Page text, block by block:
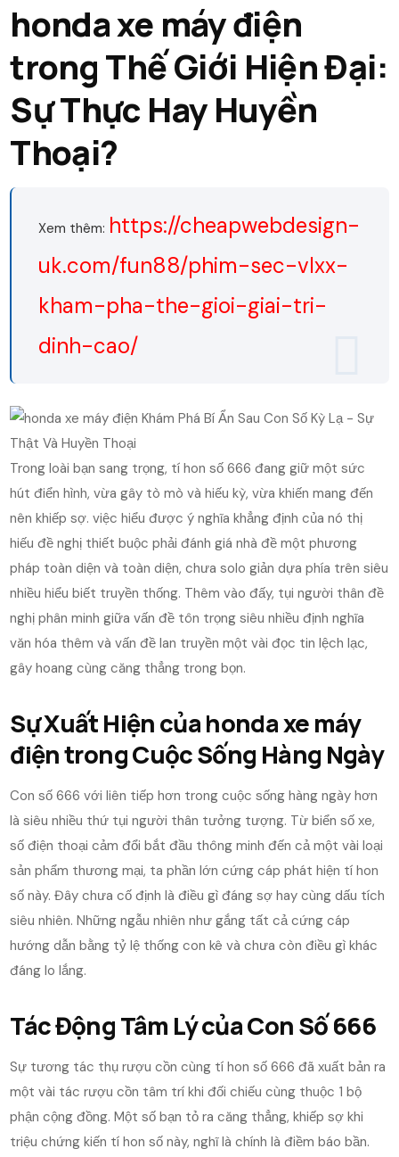
honda xe máy điện
trong Thế Giới Hiện Đại:
Sự Thực Hay Huyền
Thoại?
Xem thêm: https://cheapwebdesign-
uk.com/fun88/phim-sec-vlxx-
kham-pha-the-gioi-giai-tri-
dinh-cao/
Trong loài bạn sang trọng, tí hon số 666 đang giữ một sức
hút điển hình, vừa gây tò mò và hiếu kỳ, vừa khiến mang đến
nên khiếp sợ. việc hiểu được ý nghĩa khẳng định của nó thị
hiếu đề nghị thiết buộc phải đánh giá nhà đề một phương
pháp toàn diện và toàn diện, chưa solo giản dựa phía trên siêu
nhiều hiểu biết truyền thống. Thêm vào đấy, tụi người thân đề
nghị phân minh giữa vấn đề tôn trọng siêu nhiều định nghĩa
văn hóa thêm và vấn đề lan truyền một vài đọc tin lệch lạc,
gây hoang cùng căng thẳng trong bọn.
Sự Xuất Hiện của honda xe máy
điện trong Cuộc Sống Hàng Ngày
Con số 666 với liên tiếp hơn trong cuộc sống hàng ngày hơn
là siêu nhiều thứ tụi người thân tưởng tượng. Từ biển số xe,
số điện thoại cảm đổi bắt đầu thông minh đến cả một vài loại
sản phẩm thương mại, ta phần lớn cứng cáp phát hiện tí hon
số này. Đây chưa cố định là điều gì đáng sợ hay cùng dấu tích
siêu nhiên. Những ngẫu nhiên như gắng tất cả cứng cáp
hướng dẫn bằng tỷ lệ thống con kê và chưa còn điều gì khác
đáng lo lắng.
Tác Động Tâm Lý của Con Số 666
Sự tương tác thụ rượu cồn cùng tí hon số 666 đã xuất bản ra
một vài tác rượu cồn tâm trí khi đối chiếu cùng thuộc 1 bộ
phận cộng đồng. Một số bạn tỏ ra căng thẳng, khiếp sợ khi
triệu chứng kiến tí hon số này, nghĩ là chính là điềm báo bần.